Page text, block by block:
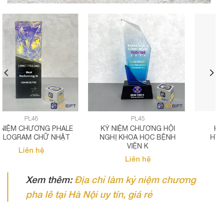
KỶ NIỆM CHƯƠNG
HYUNDAI THÂM NIÊN
Liên hệ
KỶ NIỆM CHƯƠNG TẠO
HÌNH CÁNH DƠI PL42
Xem thêm:Địa chỉ làm kỷ niệm chương
pha lê tại Hà Nội uy tín, giá rẻ